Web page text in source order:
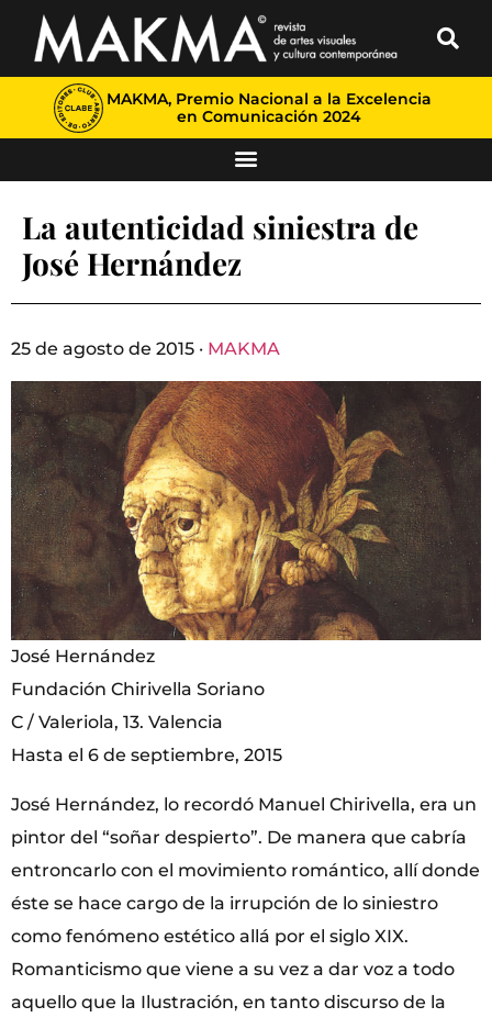
MAKMA, Premio Nacional a la Excelencia
en Comunicación 2024
La autenticidad siniestra de
José Hernández
25 de agosto de 2015 · MAKMA
José Hernández
Fundación Chirivella Soriano
C / Valeriola, 13. Valencia
Hasta el 6 de septiembre, 2015
José Hernández, lo recordó Manuel Chirivella, era un
pintor del “soñar despierto”. De manera que cabría
entroncarlo con el movimiento romántico, allí donde
éste se hace cargo de la irrupción de lo siniestro
como fenómeno estético allá por el siglo XIX.
Romanticismo que viene a su vez a dar voz a todo
aquello que la Ilustración, en tanto discurso de la